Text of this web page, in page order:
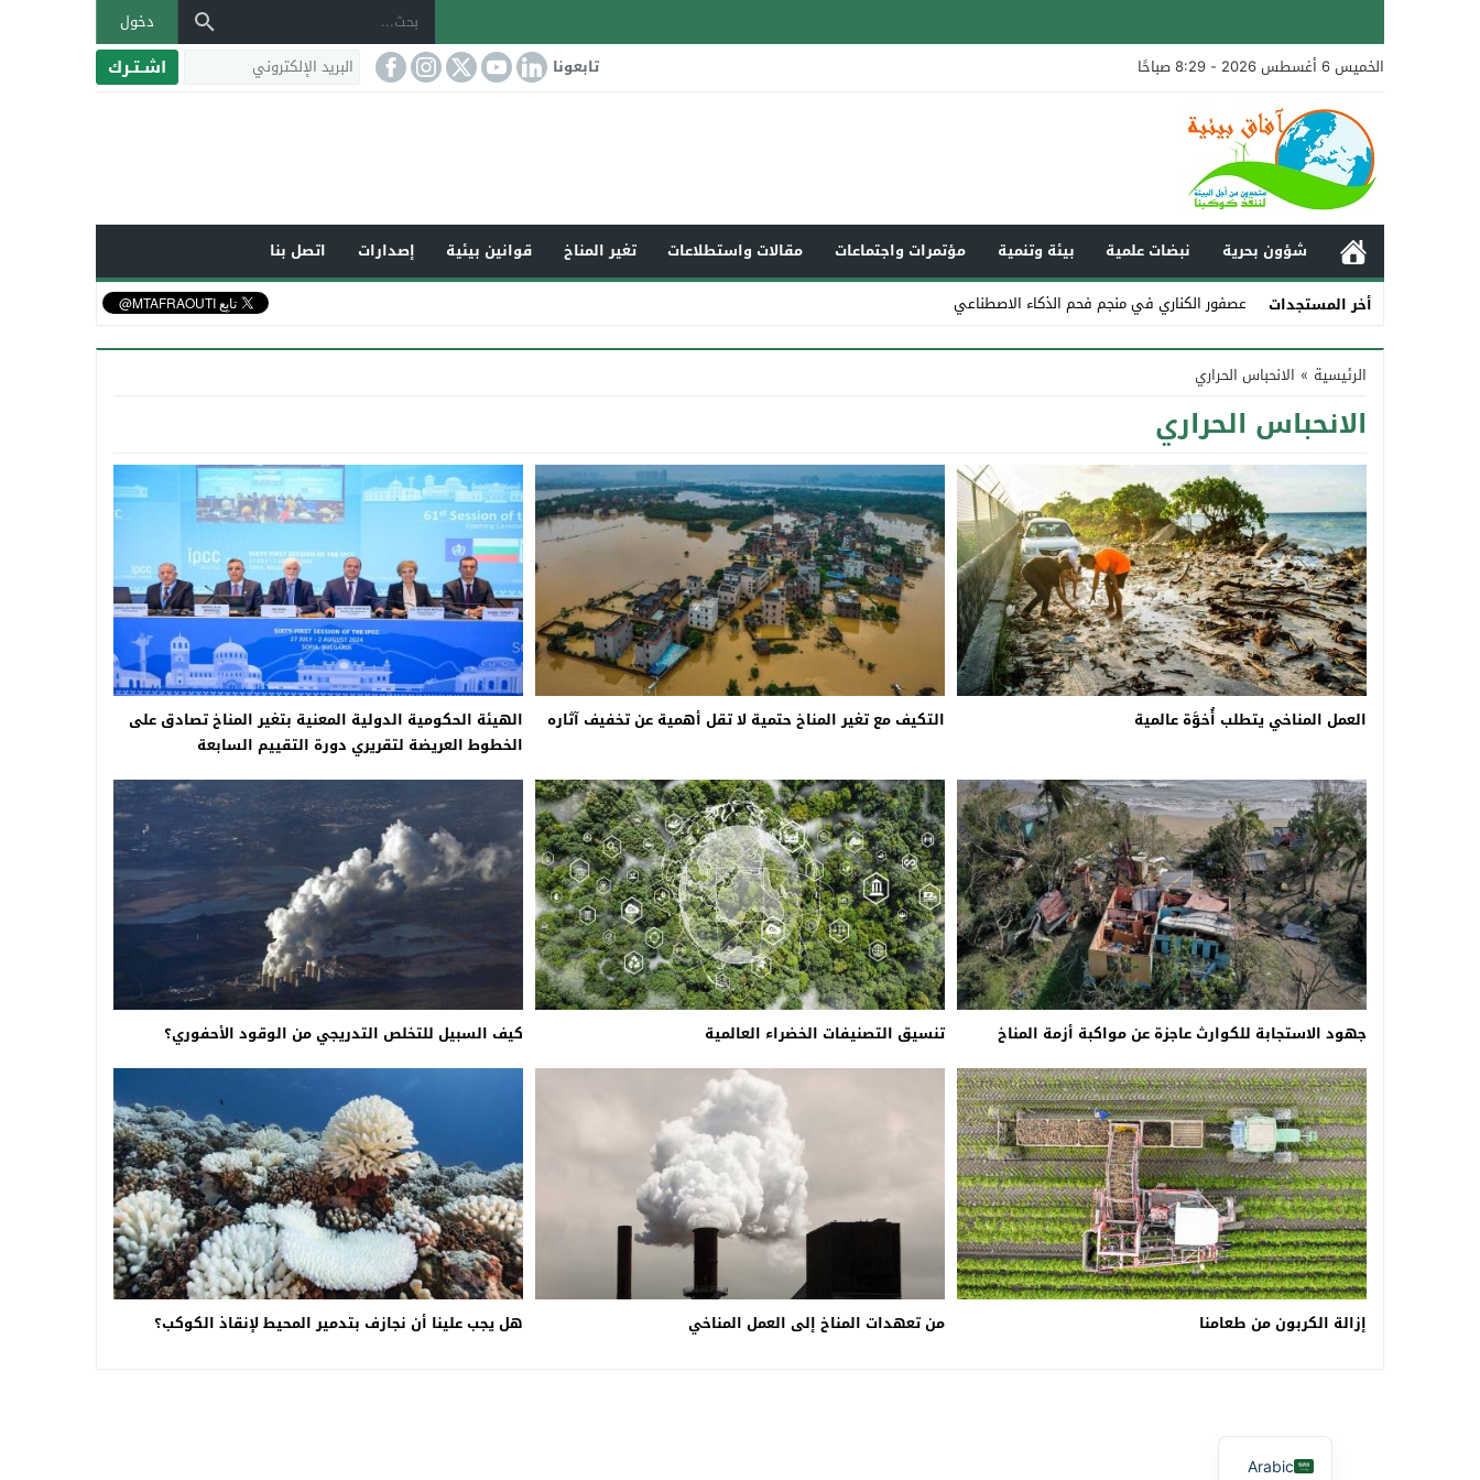
دخول
الخميس 6 أغسطس 2026 - 8:29 صباحًا
تابعونا اشـتـرك
شؤون بحرية نبضات علمية بيئة وتنمية مؤتمرات واجتماعات مقالات واستطلاعات تغير المناخ قوانين بيئية إصدارات
اتصل بنا
أخر المستجدات
عصفور الكناري في منجم فحم الذكاء الاصطناعي
Stop
Previous
Next
الرئيسية » الانحباس الحراري
الانحباس الحراري
العمل المناخي يتطلب أُخوَّة عالمية التكيف مع تغير المناخ حتمية لا تقل أهمية عن تخفيف آثاره
الهيئة الحكومية الدولية المعنية بتغير المناخ تصادق على
الخطوط العريضة لتقريري دورة التقييم السابعة
جهود الاستجابة للكوارث عاجزة عن مواكبة أزمة المناخ تنسيق التصنيفات الخضراء العالمية كيف السبيل للتخلص التدريجي من الوقود الأحفوري؟
إزالة الكربون من طعامنا من تعهدات المناخ إلى العمل المناخي هل يجب علينا أن نجازف بتدمير المحيط لإنقاذ الكوكب؟
Arabic